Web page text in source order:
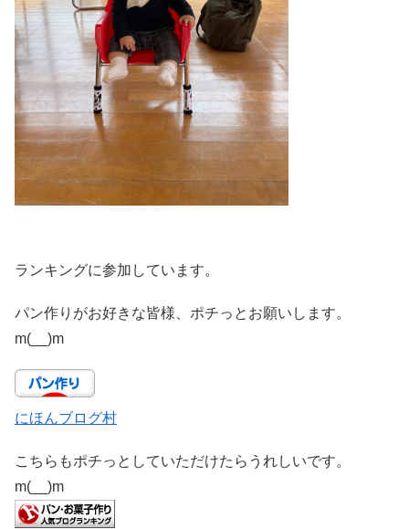
ランキングに参加しています。
パン作りがお好きな皆様、ポチっとお願いします。
m(__)m
にほんブログ村
こちらもポチっとしていただけたらうれしいです。
m(__)m